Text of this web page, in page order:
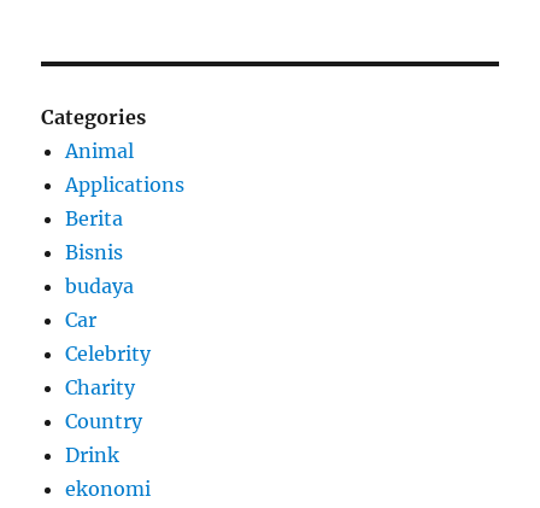
Categories
Animal
Applications
Berita
Bisnis
budaya
Car
Celebrity
Charity
Country
Drink
ekonomi